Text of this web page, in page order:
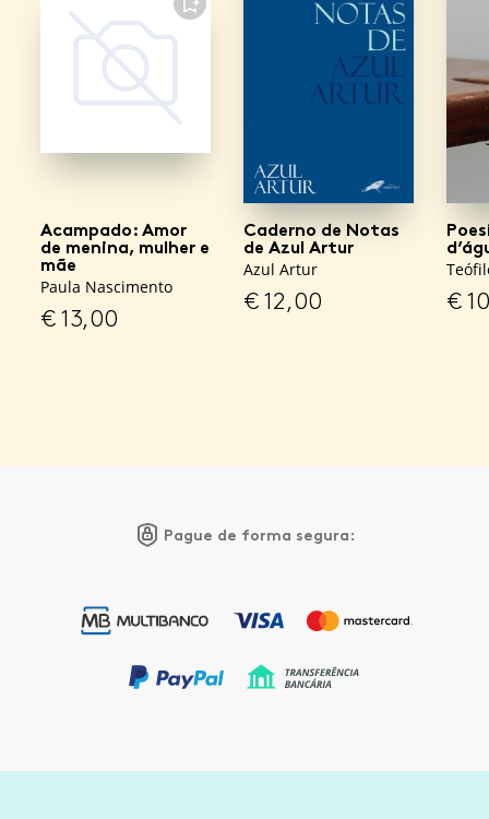
FAVORITO
Acampado: Amor
de menina, mulher e
mãe
Paula Nascimento
€13,00
Caderno de Notas
de Azul Artur
Azul Artur
€12,00 €
Pague de forma segura: